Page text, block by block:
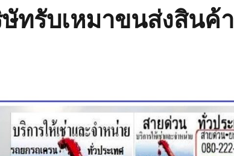
ทรับเหมาขนส่งสินค้า